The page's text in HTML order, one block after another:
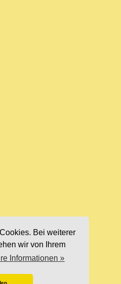
Bei weiterer
wir von Ihrem
Informationen »